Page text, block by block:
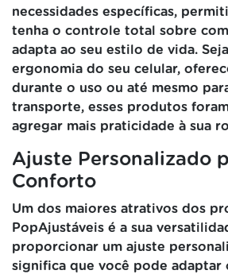
necessidades específicas,
tenha o controle total sobre
adapta ao seu estilo de vida.
ergonomia do seu celular,
durante o uso ou até mesmo
transporte, esses produtos
agregar mais praticidade à sua
Ajuste Personalizado
Conforto
Um dos maiores atrativos dos
PopAjustáveis é a sua
proporcionar um ajuste
significa que você pode adaptar